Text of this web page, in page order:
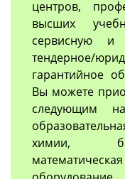
центров,
высших
сервисную и
тендерное/
гарантийное
Вы можете
следующим
химии,